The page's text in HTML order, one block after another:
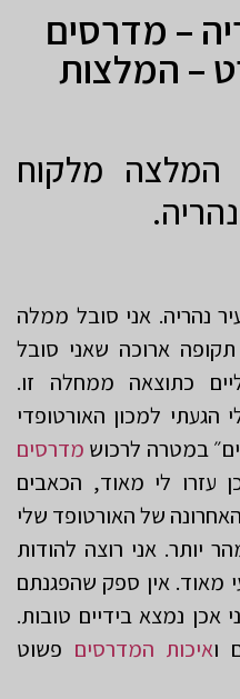
– מדרסים
– המלצות
המלצה מלקוח
לי בן, אני בן 42 מהעיר נהריה. אני סובל ממלה
ארוכה שאני סובל
כתוצאה ממחלה זו.
למכון האורטופדי
במטרה לרכוש מדרסים
עזרו לי מאוד, הכאבים
של האורטופד שלי
יותר. אני רוצה להודות
מאוד. אין ספק שהפגנתם
אכן נמצא בידיים טובות.
ואיכות המדרסים פשוט